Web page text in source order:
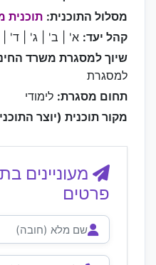
מסלול התוכנית: תוכנית
קהל יעד: א' | ב' | ג' | ד' |
שיוך למסגרת משרד
למסגרת
תחום מסגרת: לימודי
מקור תוכנית (יוצר
מעוניינים
פרטים